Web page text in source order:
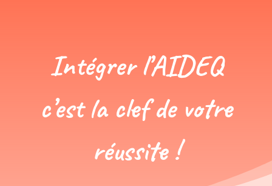
Intégrer l’AIDEQ
c’est la clef de votre
réussite !